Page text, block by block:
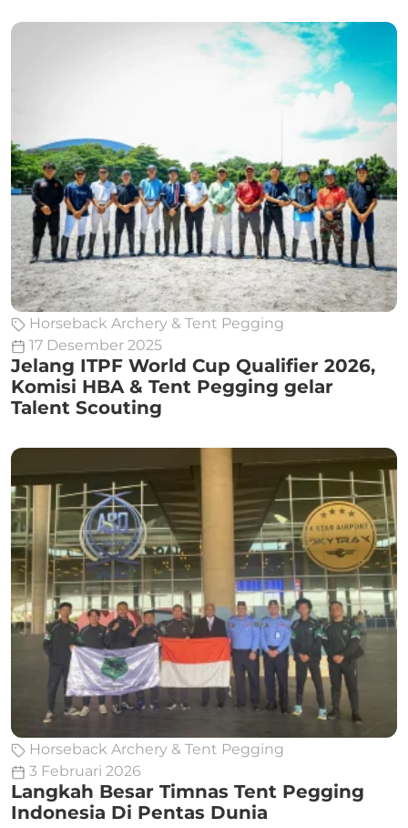
Horseback Archery & Tent Pegging
17 Desember 2025
Jelang ITPF World Cup Qualifier 2026,
Komisi HBA & Tent Pegging gelar
Talent Scouting
Horseback Archery & Tent Pegging
3 Februari 2026
Langkah Besar Timnas Tent Pegging
Indonesia Di Pentas Dunia